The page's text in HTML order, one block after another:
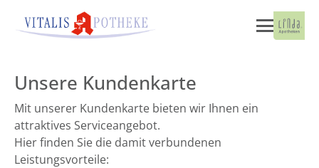
Unsere Kundenkarte
Mit unserer Kundenkarte bieten wir Ihnen ein
attraktives Serviceangebot.
Hier finden Sie die damit verbundenen
Leistungsvorteile: